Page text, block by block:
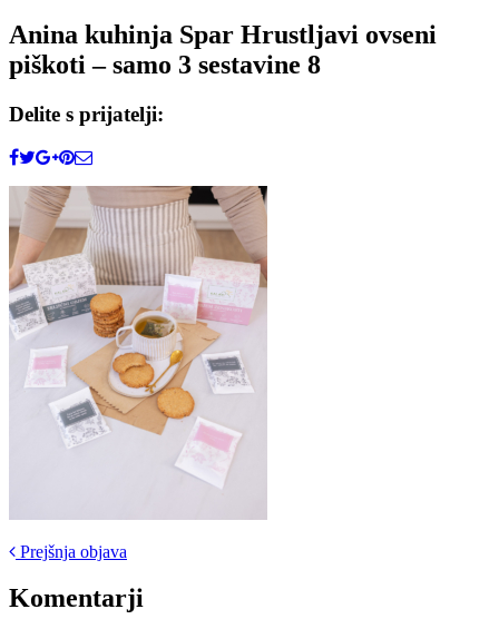
Anina kuhinja Spar Hrustljavi ovseni
piškoti – samo 3 sestavine 8
Delite s prijatelji:
Post
navigation
Prejšnja objava
Komentarji